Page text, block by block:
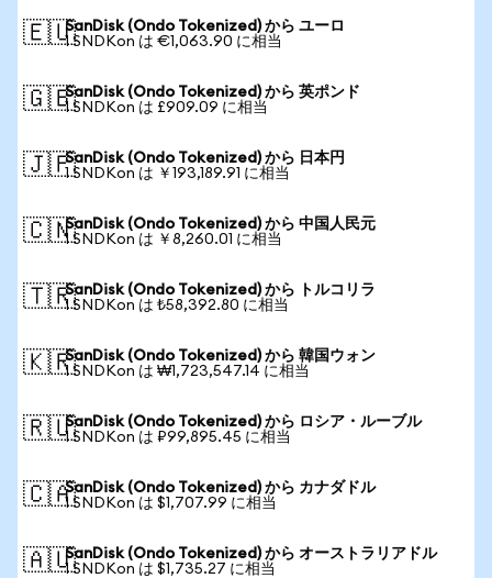
🇪🇺SanDisk (Ondo Tokenized) から ユーロ
1 SNDKon は €1,063.90 に相当
🇬🇧SanDisk (Ondo Tokenized) から 英ポンド
1 SNDKon は £909.09 に相当
🇯🇵SanDisk (Ondo Tokenized) から 日本円
1 SNDKon は ￥193,189.91 に相当
🇨🇳SanDisk (Ondo Tokenized) から 中国人民元
1 SNDKon は ￥8,260.01 に相当
🇹🇷SanDisk (Ondo Tokenized) から トルコリラ
1 SNDKon は ₺58,392.80 に相当
🇰🇷SanDisk (Ondo Tokenized) から 韓国ウォン
1 SNDKon は ₩1,723,547.14 に相当
🇷🇺SanDisk (Ondo Tokenized) から ロシア・ルーブル
1 SNDKon は ₽99,895.45 に相当
🇨🇦SanDisk (Ondo Tokenized) から カナダドル
1 SNDKon は $1,707.99 に相当
🇦🇺SanDisk (Ondo Tokenized) から オーストラリアドル
1 SNDKon は $1,735.27 に相当